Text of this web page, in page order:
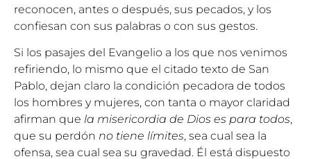
reconocen, antes o después, sus pecados, y los
confiesan con sus palabras o con sus gestos.
Si los pasajes del Evangelio a los que nos venimos
refiriendo, lo mismo que el citado texto de San
Pablo, dejan claro la condición pecadora de todos
los hombres y mujeres, con tanta o mayor claridad
afirman que la misericordia de Dios es para todos,
que su perdón no tiene límites, sea cual sea la
ofensa, sea cual sea su gravedad. Él está dispuesto